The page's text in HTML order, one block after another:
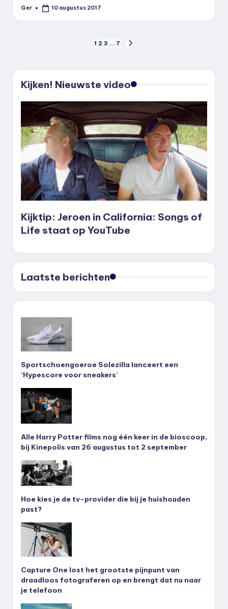
Geplaatst
Ger 10 augustus 2017
paginering
1 2 3 … 7
Kijken! Nieuwste video
Kijktip: Jeroen in California: Songs of
Life staat op YouTube
Laatste berichten
Sportschoengoeroe Solezilla lanceert een
‘Hypescore voor sneakers’
Alle Harry Potter films nog één keer in de bioscoop,
bij Kinepolis van 26 augustus tot 2 september
Hoe kies je de tv-provider die bij je huishouden
past?
Capture One lost het grootste pijnpunt van
draadloos fotograferen op en brengt dat nu naar
je telefoon